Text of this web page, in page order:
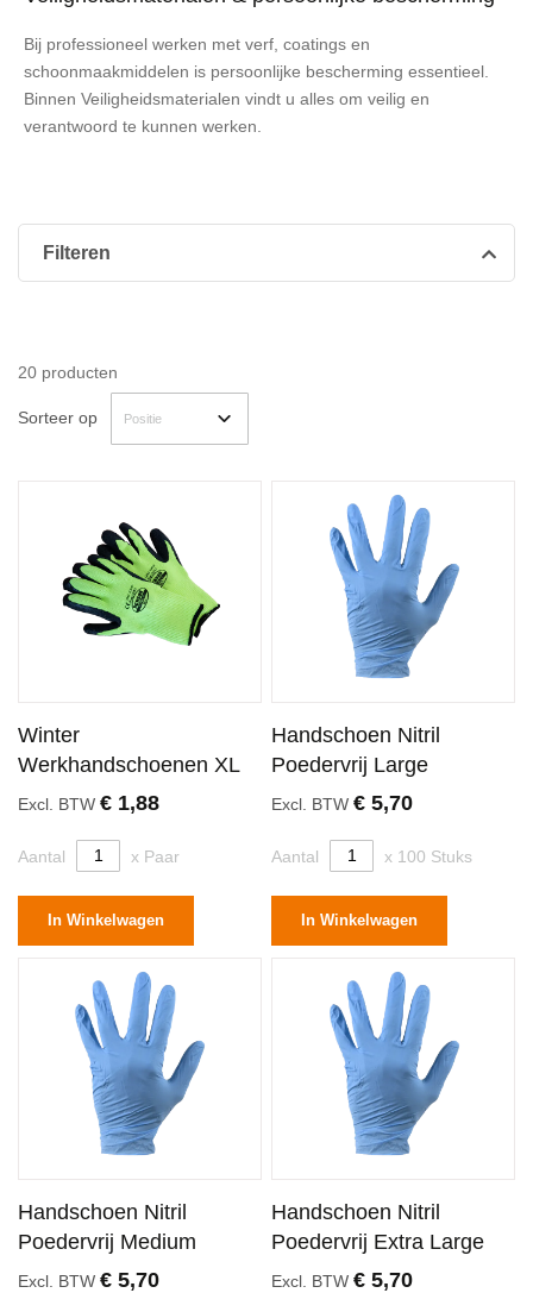
Bij professioneel werken met verf, coatings en
schoonmaakmiddelen is persoonlijke bescherming essentieel.
Binnen Veiligheidsmaterialen vindt u alles om veilig en
verantwoord te kunnen werken.
20 producten
Sorteer op
Winter
Werkhandschoenen XL
Excl. BTW € 1,88
Aantal x Paar
In Winkelwagen
Handschoen Nitril
Poedervrij Large
Excl. BTW€ 5,70
Aantal x 100 Stuks
In Winkelwagen
Handschoen Nitril
Poedervrij Medium
Excl. BTW € 5,70
Handschoen Nitril
Poedervrij Extra Large
Excl. BTW€ 5,70
Filteren